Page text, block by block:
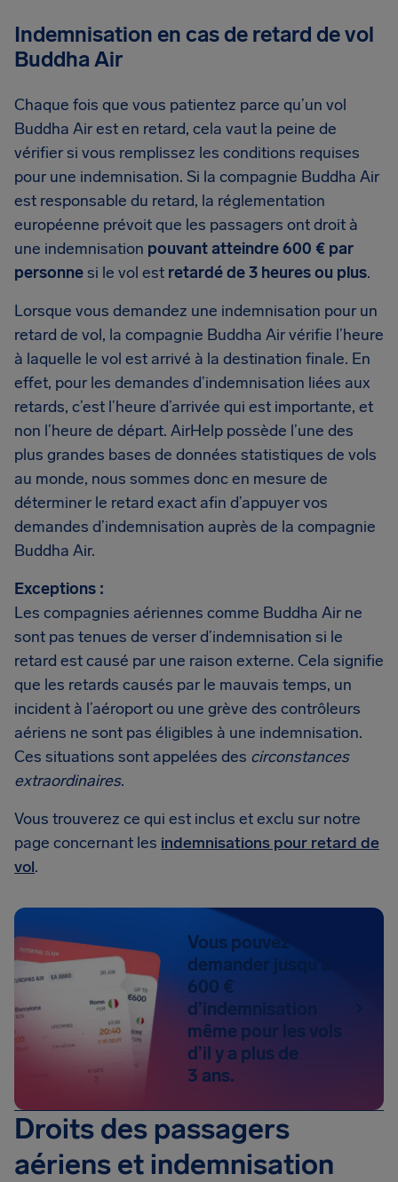
Indemnisation en cas de retard de vol
Buddha Air
Chaque fois que vous patientez parce qu’un vol
Buddha Air est en retard, cela vaut la peine de
vérifier si vous remplissez les conditions requises
pour une indemnisation. Si la compagnie Buddha Air
est responsable du retard, la réglementation
européenne prévoit que les passagers ont droit à
une indemnisation pouvant atteindre 600 € par
personnesi le vol est retardé de 3 heures ou plus.
Lorsque vous demandez une indemnisation pour un
retard de vol, la compagnie Buddha Air vérifie l’heure
à laquelle le vol est arrivé à la destination finale. En
effet, pour les demandes d’indemnisation liées aux
retards, c’est l’heure d’arrivée qui est importante, et
non l’heure de départ. AirHelp possède l’une des
plus grandes bases de données statistiques de vols
au monde, nous sommes donc en mesure de
déterminer le retard exact afin d’appuyer vos
demandes d’indemnisation auprès de la compagnie
Buddha Air.
Exceptions :
Les compagnies aériennes comme Buddha Air ne
sont pas tenues de verser d’indemnisation si le
retard est causé par une raison externe. Cela signifie
que les retards causés par le mauvais temps, un
incident à l’aéroport ou une grève des contrôleurs
aériens ne sont pas éligibles à une indemnisation.
Ces situations sont appelées des circonstances
extraordinaires.
Vous trouverez ce qui est inclus et exclu sur notre
page concernant les indemnisations pour retard de
vol.
Vous pouvez
demander jusqu’à
600 €
d’indemnisation
même pour les vols
d’il y a plus de
3 ans.
Droits des passagers
aériens et indemnisation